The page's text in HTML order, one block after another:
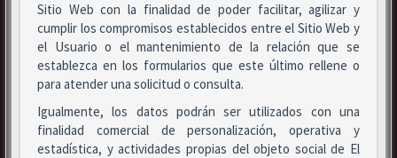
Sitio Web con la finalidad de poder facilitar, agilizar y
cumplir los compromisos establecidos entre el Sitio Web y
el Usuario o el mantenimiento de la relación que se
establezca en los formularios que este último rellene o
para atender una solicitud o consulta.
Igualmente, los datos podrán ser utilizados con una
finalidad comercial de personalización, operativa y
estadística, y actividades propias del objeto social de El